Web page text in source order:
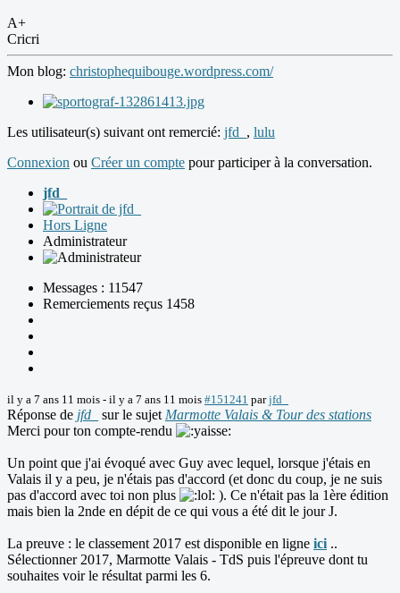
A+
Cricri
Mon blog: christophequibouge.wordpress.com/
Les utilisateur(s) suivant ont remercié: jfd_ , lulu
Connexion ou Créer un compte pour participer à la conversation.
jfd_
Hors Ligne
Administrateur
Messages : 11547
Remerciements reçus 1458
il y a 7 ans 11 mois - il y a 7 ans 11 mois #151241 parjfd_
Réponse de jfd_ sur le sujet Marmotte Valais & Tour des stations
Merci pour ton compte-rendu
Un point que j'ai évoqué avec Guy avec lequel, lorsque j'étais en
Valais il y a peu, je n'étais pas d'accord (et donc du coup, je ne suis
pas d'accord avec toi non plus
). Ce n'était pas la 1ère édition
mais bien la 2nde en dépit de ce qui vous a été dit le jour J.
La preuve : le classement 2017 est disponible en ligne ici ..
Sélectionner 2017, Marmotte Valais - TdS puis l'épreuve dont tu
souhaites voir le résultat parmi les 6.